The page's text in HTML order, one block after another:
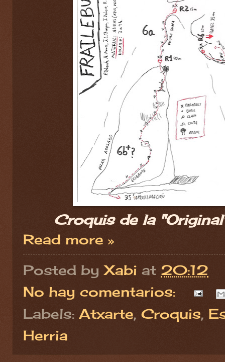
Croquis de la
Read more »
Posted byXabi at 20:12
No hay comentarios:
Labels: Atxarte, Croquis,
Herria